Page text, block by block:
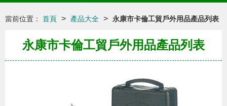
當前位置： 首頁 > 產品大全 > 永康市卡倫工貿戶外用品產品列表
永康市卡倫工貿戶外用品產品列表